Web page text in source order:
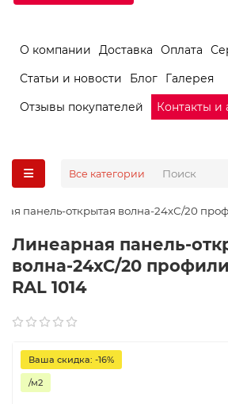
О компании Доставка Оплата
Статьи и новости
Блог
Галерея
Отзывы покупателей
Контакты и
Все категории
панель-открытая волна-24хС/20
Линеарная панель-
волна-24хС/20
RAL 1014
Ваша скидка: -16%
/м2